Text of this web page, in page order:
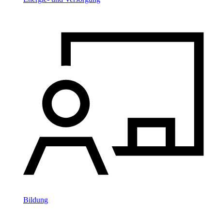
Bildung